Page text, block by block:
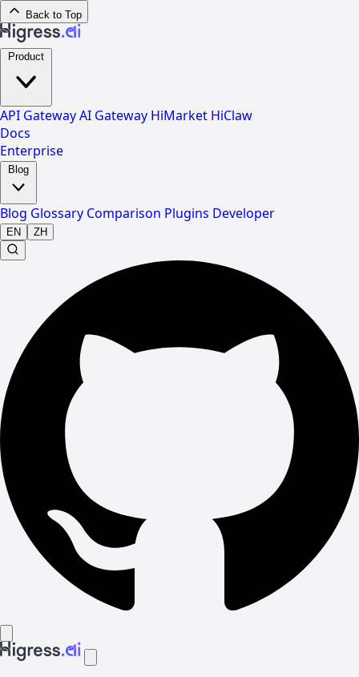
Back to Top
API GatewayAI Gateway HiMarket HiClaw
Docs
Enterprise
Blog Glossary Comparison Plugins Developer
EN ZH